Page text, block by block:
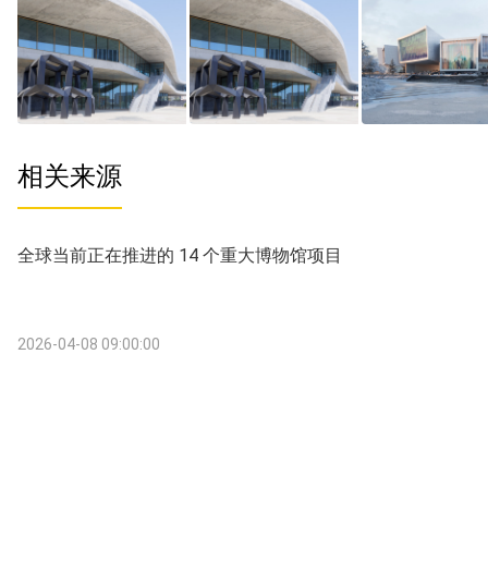
相关来源
全球当前正在推进的 14 个重大博物馆项目
2026-04-08 09:00:00